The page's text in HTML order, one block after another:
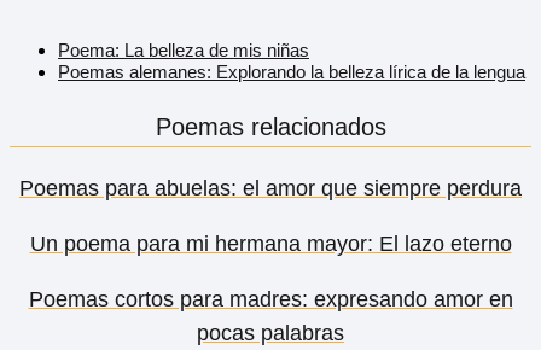
Poema: La belleza de mis niñas
Poemas alemanes: Explorando la belleza lírica de la lengua
Poemas relacionados
Poemas para abuelas: el amor que siempre perdura
Un poema para mi hermana mayor: El lazo eterno
Poemas cortos para madres: expresando amor en
pocas palabras